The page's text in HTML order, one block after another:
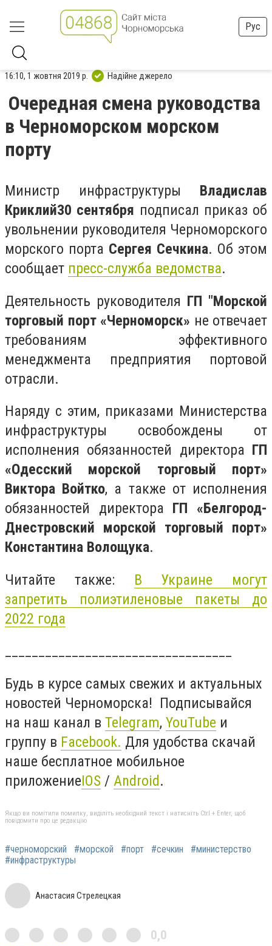
Рус
16:10, 1 жовтня 2019 р. Надійне джерело
Очередная смена руководства
в Черноморском морском
порту
Министр инфраструктуры Владислав
Криклий30 сентября подписал приказ об
увольнении руководителя Черноморского
морского порта Сергея Сечкина. Об этом
сообщает пресс-служба ведомства.
Деятельность руководителя ГП "Морской
торговый порт «Черноморск» не отвечает
требованиям эффективного
менеджмента предприятия портовой
отрасли.
Наряду с этим, приказами Министерства
инфраструктуры освобождены от
исполнения обязанностей директора ГП
«Одесский морской торговый порт»
Виктора Войтко, а также от исполнения
обязанностей директора ГП «Белгород-
Днестровский морской торговый порт»
Константина Волощука.
Читайте также: В Украине могут
запретить полиэтиленовые пакеты до
2022 года
Будь в курсе самых свежих и актуальных
новостей Черноморска! Подписывайся
на наш канал в Telegram, YouTube и
группу в Facebook. Для удобства скачай
наше бесплатное мобильное
приложениеIOS / Android.
Якщо ви помітили помилку, виділіть необхідний текст і натисніть Ctrl + Enter, щоб
повідомити про це редакцію
#черноморский #морской #порт #сечкин
#министерство
#инфраструктуры
Анастасия Стрелецкая
0,0